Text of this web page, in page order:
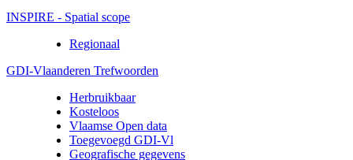
INSPIRE - Spatial scope
Regionaal
GDI-Vlaanderen Trefwoorden
Herbruikbaar
Kosteloos
Vlaamse Open data
Toegevoegd GDI-Vl
Geografische gegevens